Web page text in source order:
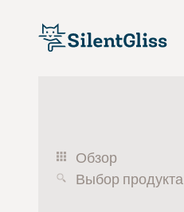
Обзор
Выбор продукта